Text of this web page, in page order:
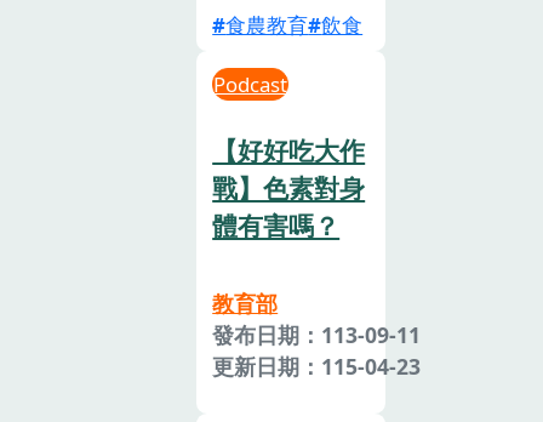
食農教育 飲食
Podcast
【好好吃大作
戰】色素對身
體有害嗎？
教育部
發布日期：113-09-11
更新日期：115-04-23